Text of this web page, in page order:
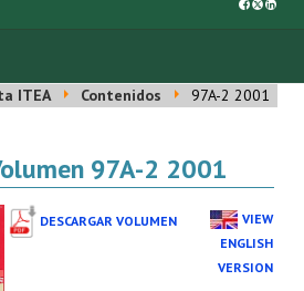
ITEA Contenidos 97A-2 2001
97A-2 2001
DESCARGAR VOLUMEN
VIEW
ENGLISH
VERSION